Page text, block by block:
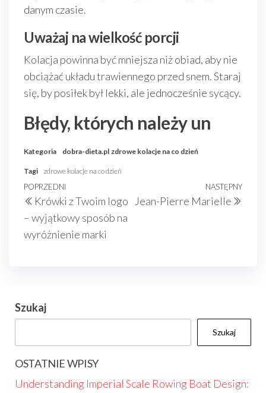
danym czasie.
Uważaj na wielkość porcji
Kolacja powinna być mniejsza niż obiad, aby nie
obciążać układu trawiennego przed snem. Staraj
się, by posiłek był lekki, ale jednocześnie sycący.
Błędy, których należy un
Kategoria dobra-dieta.pl zdrowe kolacje na co dzień
Tagi zdrowe kolacje na co dzień
Nawigacja
wpisu
Poprzedni
wpis
POPRZEDNI
Krówki z Twoim logo
– wyjątkowy sposób na
wyróżnienie marki
NASTĘPNY
Jean-Pierre Marielle
Szukaj
Szukaj
OSTATNIE WPISY
Understanding Imperial Scale Rowing Boat Design: